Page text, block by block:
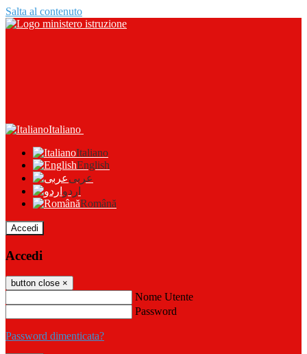
Salta al contenuto
Italiano
Italiano
English
عربى
اردو
Română
Accedi
Accedi
button close ×
Nome Utente
Password
Password dimenticata?